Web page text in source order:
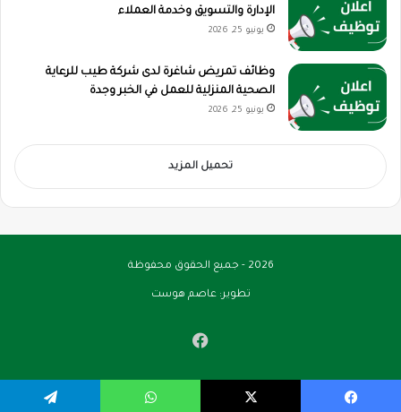
الإدارة والتسويق وخدمة العملاء
يونيو 25, 2026
وظائف تمريض شاغرة لدى شركة طيب للرعاية
الصحية المنزلية للعمل في الخبر وجدة
يونيو 25, 2026
تحميل المزيد
2026 - جميع الحقوق محفوظة
تطوير:عاصم هوست
فيسبوك